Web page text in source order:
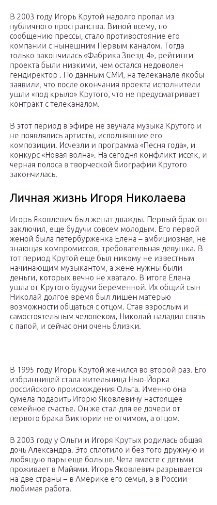
В 2003 году Игорь Крутой надолго пропал из
публичного пространства. Виной всему, по
сообщению прессы, стало противостояние его
компании с нынешним Первым каналом. Тогда
только закончилась «Фабрика Звезд-4», рейтинги
проекта были низкими, чем остался недоволен
гендиректор . По данным СМИ, на телеканале якобы
заявили, что после окончания проекта исполнители
ушли «под крыло» Крутого, что не предусматривает
контракт с телеканалом.
В этот период в эфире не звучала музыка Крутого и
не появлялись артисты, исполнявшие его
композиции. Исчезли и программа «Песня года», и
конкурс «Новая волна». На сегодня конфликт иссяк, и
черная полоса в творческой биографии Крутого
закончилась.
Личная жизнь Игоря Николаева
Игорь Яковлевич был женат дважды. Первый брак он
заключил, еще будучи совсем молодым. Его первой
женой была петербурженка Елена – амбициозная, не
знающая компромиссов, требовательная девушка. В
тот период Крутой еще был никому не известным
начинающим музыкантом, а жене нужны были
деньги, которых вечно не хватало. В итоге Елена
ушла от Крутого будучи беременной. Их общий сын
Николай долгое время был лишен матерью
возможности общаться с отцом. Став взрослым и
самостоятельным человеком, Николай наладил связь
с папой, и сейчас они очень близки.
В 1995 году Игорь Крутой женился во второй раз. Его
избранницей стала жительница Нью-Йорка
российского происхождения Ольга. Именно она
сумела подарить Игорю Яковлевичу настоящее
семейное счастье. Он же стал для ее дочери от
первого брака Виктории не отчимом, а отцом.
В 2003 году у Ольги и Игоря Крутых родилась общая
дочь Александра. Это сплотило и без того дружную и
любящую пары еще больше. Чета вместе с детьми
проживает в Майями. Игорь Яковлевич разрывается
на две страны – в Америке его семья, а в России
любимая работа.